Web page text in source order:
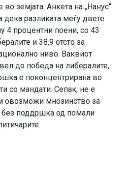
во земјата. Анкета на „Нанус“
дека разликата меѓу двете
4 процентни поени, со 43
и 38,9 отсто за
ниво. Ваквиот
до победа на либералите,
е поконцентрирана во
со мандати. Сепак, не е
овозможи мнозинство за
без поддршка од помали